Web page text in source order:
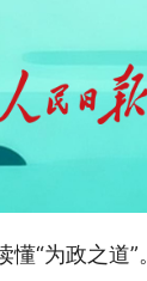
“为政之道”。